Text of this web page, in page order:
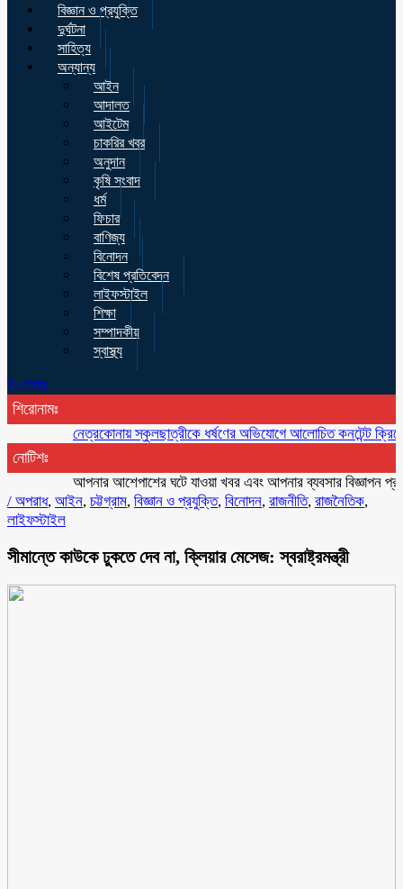
বিজ্ঞান ও প্রযুক্তি
দুর্ঘটনা
সাহিত্য
অন্যান্য
আইন
আদালত
আইটেম
চাকরির খবর
অনুদান
কৃষি সংবাদ
ধর্ম
ফিচার
বাণিজ্য
বিনোদন
বিশেষ প্রতিবেদন
লাইফস্টাইল
শিক্ষা
সম্পাদকীয়
স্বাস্থ্য
ই-পেপার
শিরোনামঃ
নেত্রকোনায় স্কুলছাত্রীকে ধর্ষণের অভিযোগে আলোচিত কনটেন্ট ক্রিয়েটর
নোটিশঃ
আপনার আশেপাশের ঘটে যাওয়া খবর এবং আপনার ব্যবসার বিজ্ঞাপন
/ অপরাধ, আইন, চট্টগ্রাম, বিজ্ঞান ও প্রযুক্তি, বিনোদন, রাজনীতি, রাজনৈতিক,
লাইফস্টাইল
সীমান্তে কাউকে ঢুকতে দেব না, ক্লিয়ার মেসেজ: স্বরাষ্ট্রমন্ত্রী